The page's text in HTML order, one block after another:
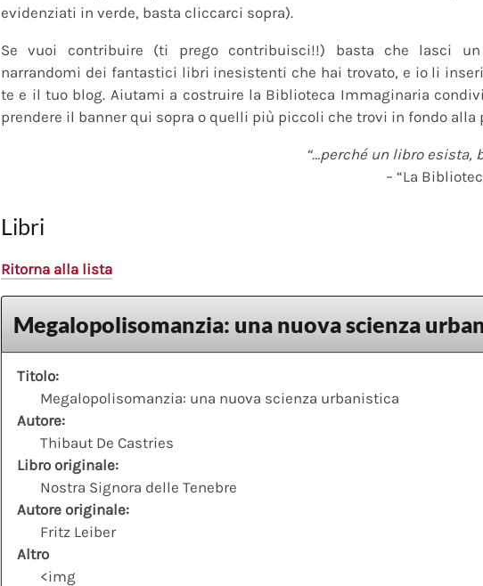
evidenziati in verde, basta cliccarci sopra).
Se vuoi contribuire (ti prego contribuisci!!) basta che lasci
narrandomi dei fantastici libri inesistenti che hai trovato, e io li
te e il tuo blog. Aiutami a costruire la Biblioteca Immaginaria
prendere il banner qui sopra o quelli più piccoli che trovi in fondo
“…perché un libro esista,
– “La
Libri
Ritorna alla lista
Megalopolisomanzia: una nuova scienza
Titolo:
Megalopolisomanzia: una nuova scienza urbanistica
Autore:
Thibaut De Castries
Libro originale:
Nostra Signora delle Tenebre
Autore originale:
Fritz Leiber
Altro
<img